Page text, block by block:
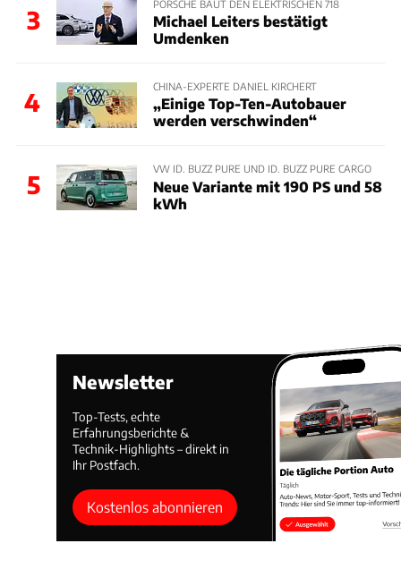
3
PORSCHE BAUT DEN ELEKTRISCHEN 718
Michael Leiters bestätigt
Umdenken
4
CHINA-EXPERTE DANIEL KIRCHERT
„Einige Top-Ten-Autobauer
werden verschwinden“
5
VW ID. BUZZ PURE UND ID. BUZZ PURE CARGO
Neue Variante mit 190 PS und 58
kWh
Newsletter
Top-Tests, echte
Erfahrungsberichte &
Technik-Highlights – direkt in
Ihr Postfach.
Kostenlos abonnieren